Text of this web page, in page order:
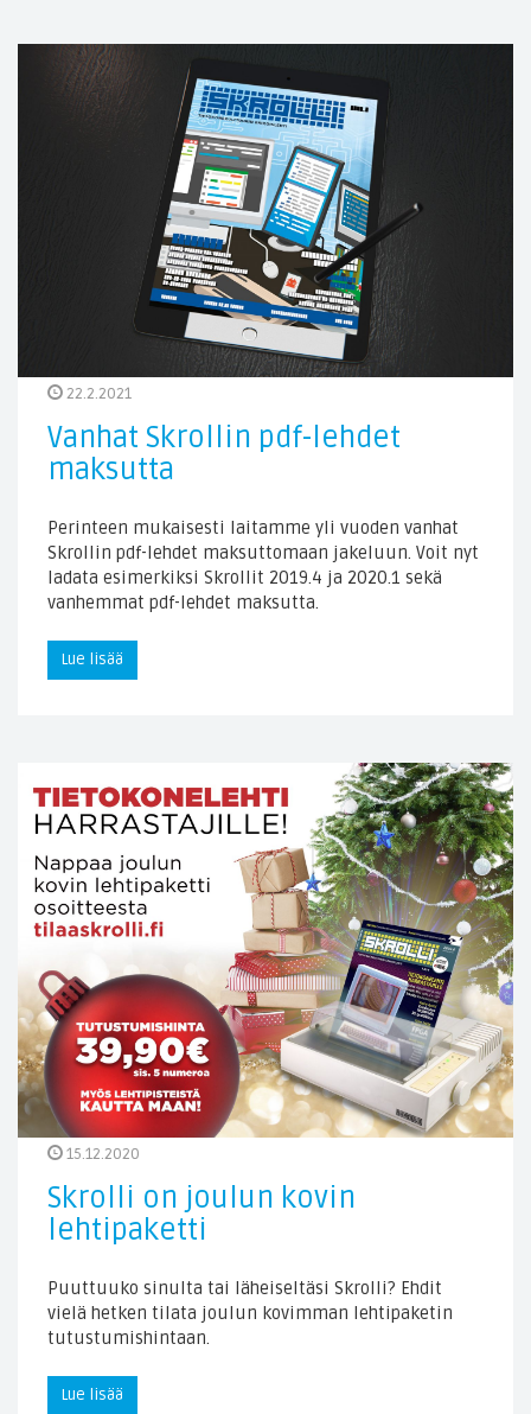
22.2.2021
Vanhat Skrollin pdf-lehdet
maksutta
Perinteen mukaisesti laitamme yli vuoden vanhat
Skrollin pdf-lehdet maksuttomaan jakeluun. Voit nyt
ladata esimerkiksi Skrollit 2019.4 ja 2020.1 sekä
vanhemmat pdf-lehdet maksutta.
Lue lisää
15.12.2020
Skrolli on joulun kovin
lehtipaketti
Puuttuuko sinulta tai läheiseltäsi Skrolli? Ehdit
vielä hetken tilata joulun kovimman lehtipaketin
tutustumishintaan.
Lue lisää